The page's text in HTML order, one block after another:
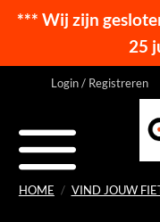
*** Wij zijn
25
Login / Registreren
HOME / VIND JOUW